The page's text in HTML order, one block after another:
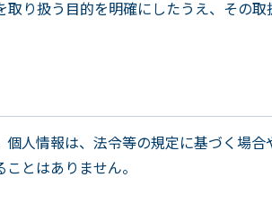
り扱う目的を明確にしたうえ、その
人情報は、法令等の規定に基づく場
とはありません。